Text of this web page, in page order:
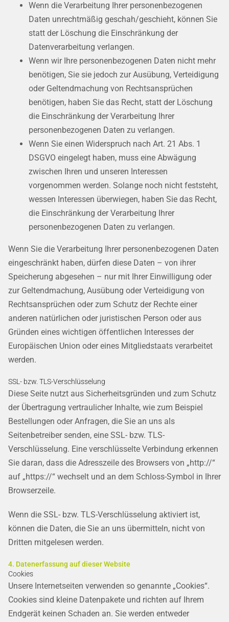
Wenn die Verarbeitung Ihrer personenbezogenen
Daten unrechtmäßig geschah/geschieht, können Sie
statt der Löschung die Einschränkung der
Datenverarbeitung verlangen.
Wenn wir Ihre personenbezogenen Daten nicht mehr
benötigen, Sie sie jedoch zur Ausübung, Verteidigung
oder Geltendmachung von Rechtsansprüchen
benötigen, haben Sie das Recht, statt der Löschung
die Einschränkung der Verarbeitung Ihrer
personenbezogenen Daten zu verlangen.
Wenn Sie einen Widerspruch nach Art. 21 Abs. 1
DSGVO eingelegt haben, muss eine Abwägung
zwischen Ihren und unseren Interessen
vorgenommen werden. Solange noch nicht feststeht,
wessen Interessen überwiegen, haben Sie das Recht,
die Einschränkung der Verarbeitung Ihrer
personenbezogenen Daten zu verlangen.
Wenn Sie die Verarbeitung Ihrer personenbezogenen Daten
eingeschränkt haben, dürfen diese Daten – von ihrer
Speicherung abgesehen – nur mit Ihrer Einwilligung oder
zur Geltendmachung, Ausübung oder Verteidigung von
Rechtsansprüchen oder zum Schutz der Rechte einer
anderen natürlichen oder juristischen Person oder aus
Gründen eines wichtigen öffentlichen Interesses der
Europäischen Union oder eines Mitgliedstaats verarbeitet
werden.
SSL- bzw. TLS-Verschlüsselung
Diese Seite nutzt aus Sicherheitsgründen und zum Schutz
der Übertragung vertraulicher Inhalte, wie zum Beispiel
Bestellungen oder Anfragen, die Sie an uns als
Seitenbetreiber senden, eine SSL- bzw. TLS-
Verschlüsselung. Eine verschlüsselte Verbindung erkennen
Sie daran, dass die Adresszeile des Browsers von „http://“
auf „https://“ wechselt und an dem Schloss-Symbol in Ihrer
Browserzeile.
Wenn die SSL- bzw. TLS-Verschlüsselung aktiviert ist,
können die Daten, die Sie an uns übermitteln, nicht von
Dritten mitgelesen werden.
4. Datenerfassung auf dieser Website
Cookies
Unsere Internetseiten verwenden so genannte „Cookies“.
Cookies sind kleine Datenpakete und richten auf Ihrem
Endgerät keinen Schaden an. Sie werden entweder